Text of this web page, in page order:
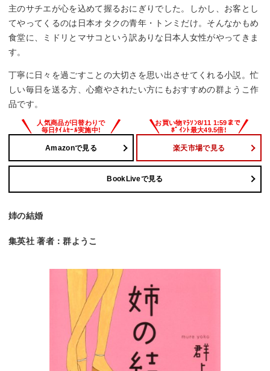
主のサチエが心を込めて握るおにぎりでした。しかし、お客とし
てやってくるのは日本オタクの青年・トンミだけ。そんなかもめ
食堂に、ミドリとマサコという訳ありな日本人女性がやってきま
す。
丁寧に日々を過ごすことの大切さを思い出させてくれる小説。忙
しい毎日を送る方、心癒やされたい方にもおすすめの群ようこ作
品です。
Amazonで見る 楽天市場で見る
BookLiveで見る
姉の結婚
集英社 著者：群ようこ